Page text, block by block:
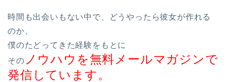
時間も出会いもない中で、どうやったら彼女が作れる
のか、
僕のたどってきた経験をもとに
その ノウハウを無料メールマガジンで
発信しています。